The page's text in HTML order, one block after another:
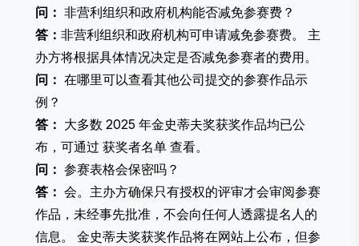
问： 非营利组织和政府机构能否减免参赛费？
答： 非营利组织和政府机构可申请减免参赛费。 主
办方将根据具体情况决定是否减免参赛者的费用。
问： 在哪里可以查看其他公司提交的参赛作品示
例？
答： 大多数 2025 年金史蒂夫奖获奖作品均已公
布，可通过 获奖者名单 查看。
问： 参赛表格会保密吗？
答： 会。主办方确保只有授权的评审才会审阅参赛
作品，未经事先批准，不会向任何人透露提名人的
信息。 金史蒂夫奖获奖作品将在网站上公布，但参